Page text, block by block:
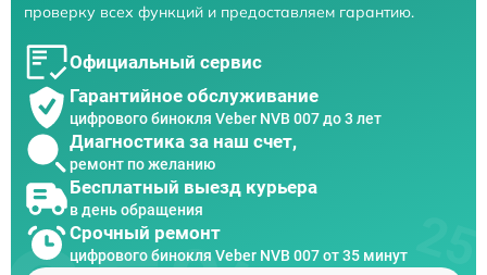
проверку всех функций и предоставляем гарантию.
Официальный сервис
Гарантийное обслуживание
цифрового бинокля Veber NVB 007 до 3 лет
Диагностика за наш счет,
ремонт по желанию
Бесплатный выезд курьера
в день обращения
Срочный ремонт
цифрового бинокля Veber NVB 007 от 35 минут